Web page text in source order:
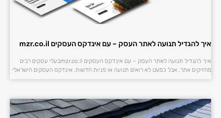
איך להגדיל תנועה לאתר העסק – עם אינדקס העסקים mzr.co.il
איך להגדיל תנועה לאתר העסק – עם אינדקס העסקים mzr.co.ilבעלי עסקים רבים
מחזיקים אתר, אבל כמעט לא רואים תנועה או פניות חדשות. אינדקס העסקים הישראלי